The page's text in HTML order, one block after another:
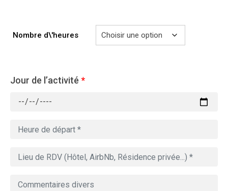
Nombre d\'heures
Jour de l’activité *